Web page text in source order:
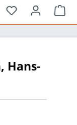
Du hast 0
Hans-